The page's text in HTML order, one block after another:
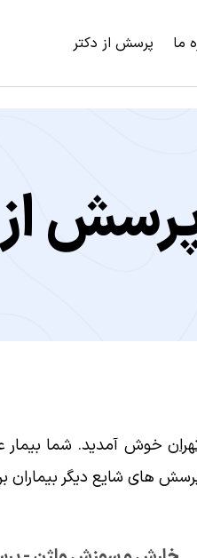
ما پرسش از دکتر
خوش آمدید. شما بیمار
های شایع دیگر بیماران